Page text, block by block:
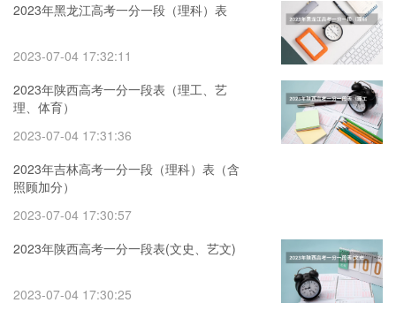
2023年黑龙江高考一分一段（理科）表
2023-07-04 17:32:11
2023年陕西高考一分一段表（理工、艺
理、体育）
2023-07-04 17:31:36
2023年吉林高考一分一段（理科）表（含
照顾加分）
2023-07-04 17:30:57
2023年陕西高考一分一段表(文史、艺文)
2023-07-04 17:30:25